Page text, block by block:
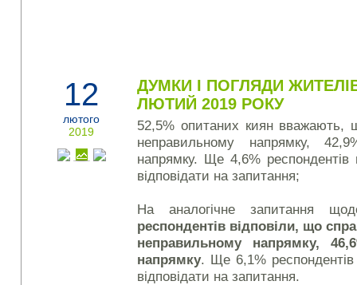
12
лютого
2019
ДУМКИ І ПОГЛЯДИ
ЛЮТИЙ 2019 РОКУ
52,5% опитаних киян вважають,
неправильному напрямку,
напрямку. Ще 4,6%
відповідати на запитання;
На аналогічне запитання
респондентів відповіли, що
неправильному напрямку,
напрямку. Ще 6,1%
відповідати на запитання.